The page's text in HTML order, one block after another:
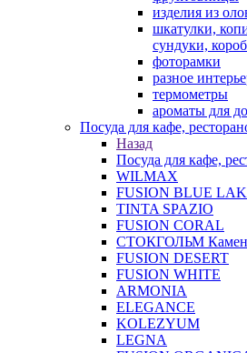
изделия из
шкатулки,
сундуки,
фоторамки
разное
термометры
ароматы для
Посуда для кафе,
Назад
Посуда для кафе,
WILMAX
FUSION BLUE
TINTA SPAZIO
FUSION CORAL
СТОКГОЛЬМ
FUSION DESERT
FUSION WHITE
ARMONIA
ELEGANCE
KOLEZYUM
LEGNA